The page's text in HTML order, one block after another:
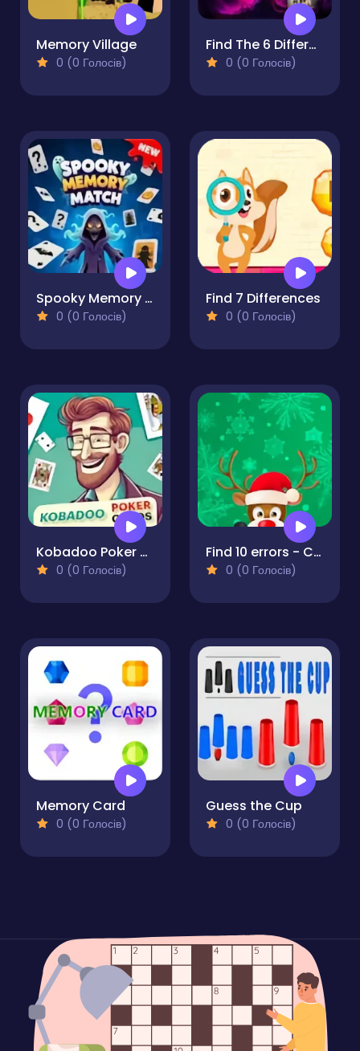
Memory Village
0 (0 Голосів)
Find The 6 Difference
0 (0 Голосів)
Spooky Memory Match
0 (0 Голосів)
Find 7 Differences
0 (0 Голосів)
Kobadoo Poker Cards
0 (0 Голосів)
Find 10 errors - CHRISTMAS
0 (0 Голосів)
Memory Card
0 (0 Голосів)
Guess the Cup
0 (0 Голосів)